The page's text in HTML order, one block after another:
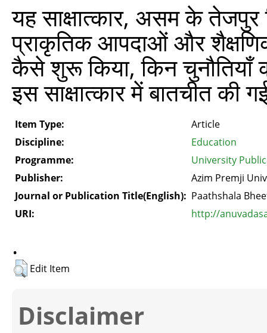
यह साक्षात्कार, असम के
प्राकृतिक आपदाओं और
कैसे शुरू किया, किन चुनौतियाँ
इस साक्षात्कार में बातचीत की
Item Type:
Article
Discipline:
Education
Programme:
University
Publisher:
Azim Premji
Journal or Publication Title(English): Paathshala
URI:
http://
.
Edit Item
Disclaimer